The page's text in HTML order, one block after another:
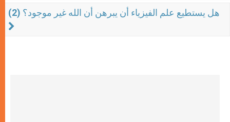
هل يستطيع علم الفيزياء أن يبرهن أن الله غير موجود؟ (2)